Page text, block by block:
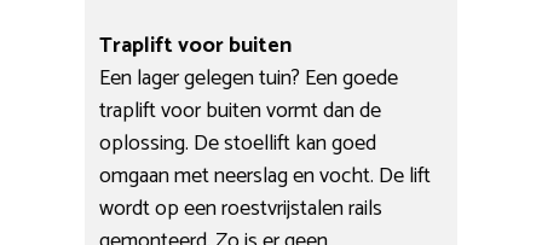
Traplift voor buiten
Een lager gelegen tuin? Een goede
traplift voor buiten vormt dan de
oplossing. De stoellift kan goed
omgaan met neerslag en vocht. De lift
wordt op een roestvrijstalen rails